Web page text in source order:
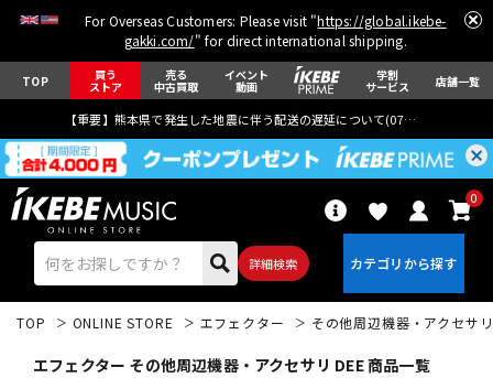
For Overseas Customers: Please visit "https://global.ikebe-
gakki.com/" for direct international shipping.
TOP 買う
ストア
売る
中古買取
イベント
動画
学割
サービス 店舗一覧
【重要】熊本県で発生した地震に伴う配送の遅延について(07月29日
詳細検索
0
TOP ONLINE STORE エフェクター その他周辺機器・アクセサリ
エフェクター その他周辺機器・アクセサリ DEE 商品一覧